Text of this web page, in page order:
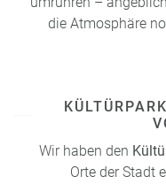
die Atmosphäre
Wir haben den
Orte der Stadt